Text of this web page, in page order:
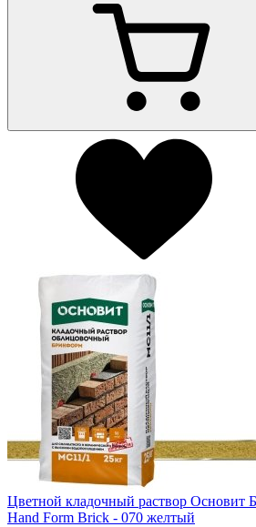
Цветной кладочный раствор
Hand Form Brick - 070 желтый